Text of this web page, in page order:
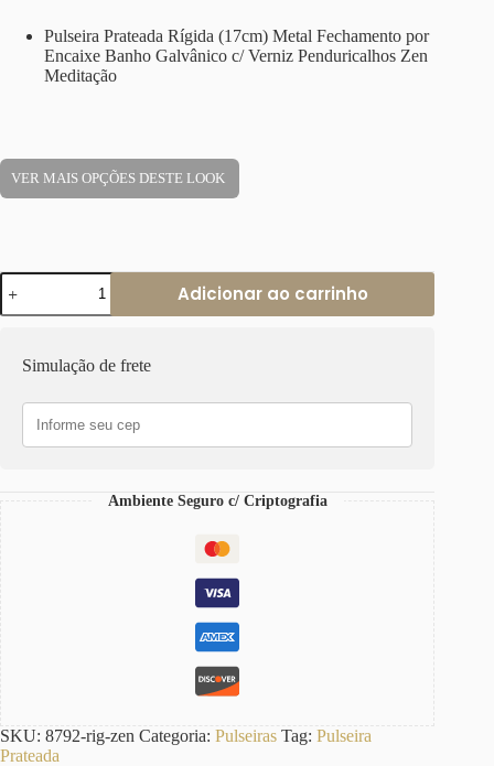
Pulseira Prateada Rígida (17cm) Metal Fechamento por
Encaixe Banho Galvânico c/ Verniz Penduricalhos Zen
Meditação
VER MAIS OPÇÕES DESTE LOOK
Pulseira
Prateada
Rígida
Banho
Galvânico
Adicionar ao carrinho
Simulação de frete
Ambiente Seguro c/ Criptografia
SKU: 8792-rig-zen Categoria: Pulseiras Tag: Pulseira
Prateada